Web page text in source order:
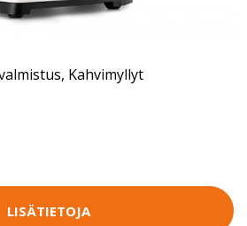
, Kahvimyllyt
LISÄTIETOJA